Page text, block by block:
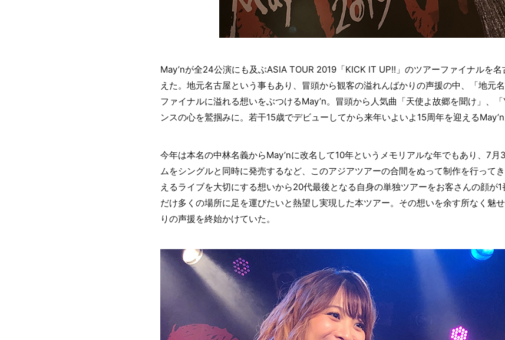
May’nが全24公演にも及ぶASIA TOUR 2019「KICK IT UP!!」のツアーファイナルを
えた。地元名古屋という事もあり、冒頭から観客の溢れんばかりの声援の中、「地元
ファイナルに溢れる想いをぶつけるMay’n。冒頭から人気曲「天使よ故郷を聞け」、
ンスの心を鷲掴みに。若干15歳でデビューしてから来年いよいよ15周年を迎えるMay’n
今年は本名の中林名義からMay’nに改名して10年というメモリアルな年でもあり、7
ムをシングルと同時に発売するなど、このアジアツアーの合間をぬって制作を行って
えるライブを大切にする想いから20代最後となる自身の単独ツアーをお客さんの顔が
だけ多くの場所に足を運びたいと熱望し実現した本ツアー。その想いを余す所なく魅
りの声援を終始かけていた。